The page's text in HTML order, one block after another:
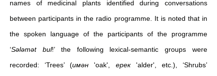
names of medicinal plants identified during conversations
between participants in the radio programme. It is noted that in
the spoken language of the participants of the programme
‘Sәlәmәt bul!’ the following lexical-semantic groups were
recorded: ‘Trees’ (имән 'oak', ерек 'alder', etc.), ‘Shrubs’